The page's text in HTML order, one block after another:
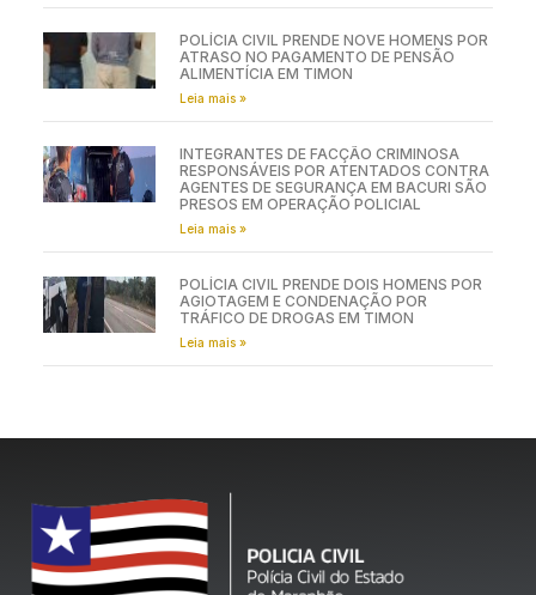
POLÍCIA CIVIL PRENDE NOVE HOMENS POR
ATRASO NO PAGAMENTO DE PENSÃO
ALIMENTÍCIA EM TIMON
Leia mais »
INTEGRANTES DE FACÇÃO CRIMINOSA
RESPONSÁVEIS POR ATENTADOS CONTRA
AGENTES DE SEGURANÇA EM BACURI SÃO
PRESOS EM OPERAÇÃO POLICIAL
Leia mais »
POLÍCIA CIVIL PRENDE DOIS HOMENS POR
AGIOTAGEM E CONDENAÇÃO POR
TRÁFICO DE DROGAS EM TIMON
Leia mais »